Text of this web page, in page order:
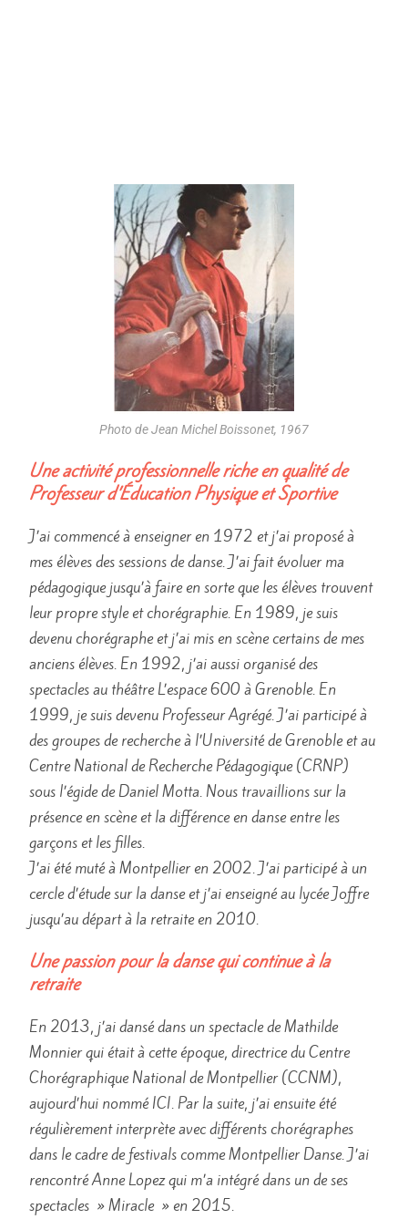
Photo de Jean Michel Boissonet, 1967
Une activité professionnelle riche en qualité de
Professeur d’Éducation Physique et Sportive
J’ai commencé à enseigner en 1972 et j’ai proposé à
mes élèves des sessions de danse. J’ai fait évoluer ma
pédagogique jusqu’à faire en sorte que les élèves trouvent
leur propre style et chorégraphie. En 1989, je suis
devenu chorégraphe et j’ai mis en scène certains de mes
anciens élèves. En 1992, j’ai aussi organisé des
spectacles au théâtre L’espace 600 à Grenoble. En
1999, je suis devenu Professeur Agrégé. J’ai participé à
des groupes de recherche à l’Université de Grenoble et au
Centre National de Recherche Pédagogique (CRNP)
sous l’égide de Daniel Motta. Nous travaillions sur la
présence en scène et la différence en danse entre les
garçons et les filles.
J’ai été muté à Montpellier en 2002. J’ai participé à un
cercle d’étude sur la danse et j’ai enseigné au lycée Joffre
jusqu’au départ à la retraite en 2010.
Une passion pour la danse qui continue à la
retraite
En 2013, j’ai dansé dans un spectacle de Mathilde
Monnier qui était à cette époque, directrice du Centre
Chorégraphique National de Montpellier (CCNM),
aujourd’hui nommé ICI. Par la suite, j’ai ensuite été
régulièrement interprète avec différents chorégraphes
dans le cadre de festivals comme Montpellier Danse. J’ai
rencontré Anne Lopez qui m’a intégré dans un de ses
spectacles » Miracle » en 2015.